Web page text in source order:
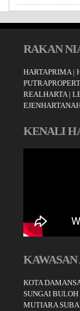
RAKAN
HARTAPRIMA|
REALHARTA|
KENALI
KOTA
SUNGAI BULOH
MUTIARA